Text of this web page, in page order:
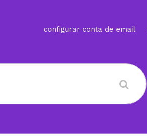
configurar conta de email